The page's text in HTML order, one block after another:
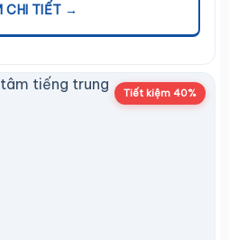
CHI TIẾT →
Tiết kiệm 40%